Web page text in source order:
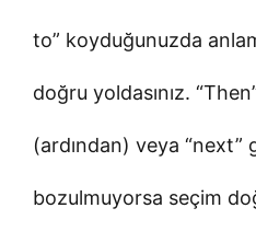
to” koyduğunuzda
doğru yoldasınız.
(ardından) veya “next”
bozulmuyorsa seçim